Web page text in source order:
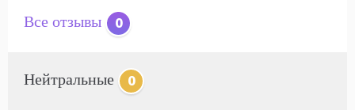
Все отзывы 0
Нейтральные 0